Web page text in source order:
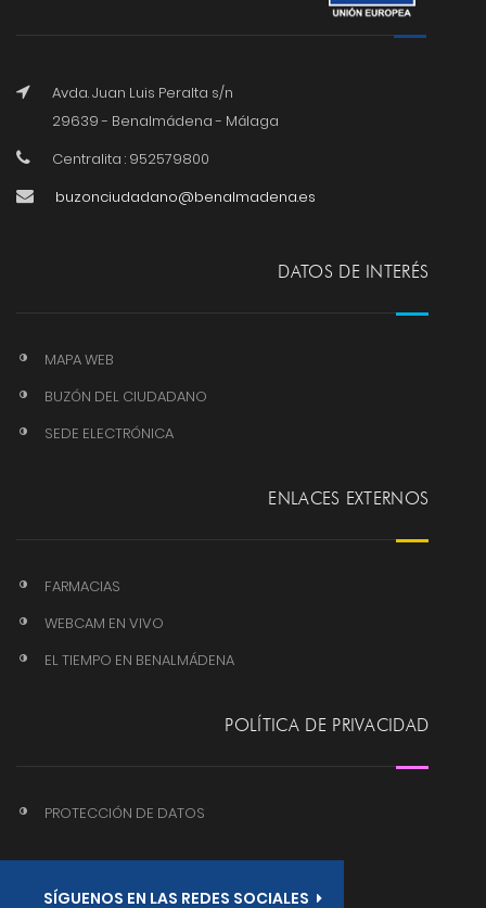
Avda. Juan Luis Peralta s/n
29639 - Benalmádena - Málaga
Centralita : 952579800
buzonciudadano@benalmadena.es
DATOS DE INTERÉS
MAPA WEB
BUZÓN DEL CIUDADANO
SEDE ELECTRÓNICA
ENLACES EXTERNOS
FARMACIAS
WEBCAM EN VIVO
EL TIEMPO EN BENALMÁDENA
POLÍTICA DE PRIVACIDAD
PROTECCIÓN DE DATOS
SÍGUENOS EN LAS REDES SOCIALES